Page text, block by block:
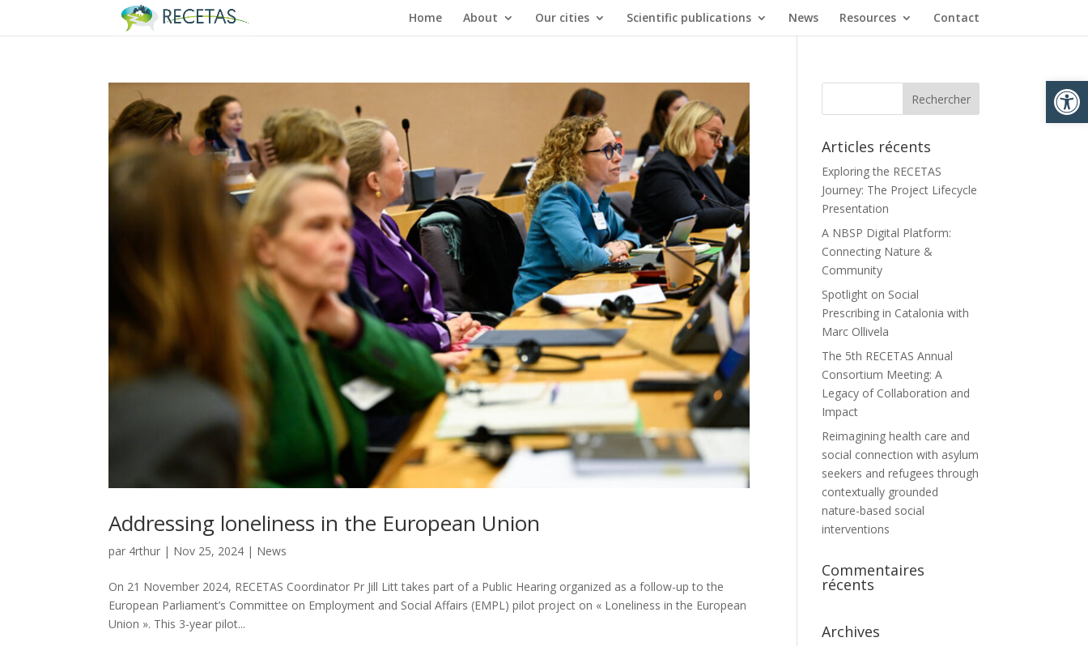
Ouvrir
Home About Our cities Scientific publications News Resources Contact
Addressing loneliness in the European Union
par 4rthur | Nov 25, 2024 | News
On 21 November 2024, RECETAS Coordinator Pr Jill Litt takes part of a Public Hearing organized as a follow-up to the
European Parliament’s Committee on Employment and Social Affairs (EMPL) pilot project on « Loneliness in the European
Union ». This 3-year pilot...
Articles récents
Exploring the RECETAS
Journey: The Project Lifecycle
Presentation
A NBSP Digital Platform:
Connecting Nature &
Community
Spotlight on Social
Prescribing in Catalonia with
Marc Ollivela
The 5th RECETAS Annual
Consortium Meeting: A
Legacy of Collaboration and
Impact
Reimagining health care and
social connection with asylum
seekers and refugees through
contextually grounded
nature-based social
interventions
Commentaires
récents
Archives